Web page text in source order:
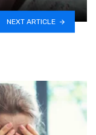
NEXT ARTICLE